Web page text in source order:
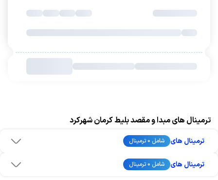
ترمینال های مبدا و مقصد بلیط کرمان شهرکرد
ترمینال های شامل 0 ترمینال
ترمینال های شامل 0 ترمینال